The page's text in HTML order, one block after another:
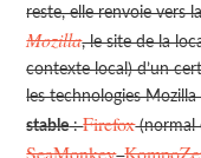
reste, elle renvoie vers
Mozilla, le site de la
contexte local) d’un
les technologies
stable:Firefox
SeaMonkey